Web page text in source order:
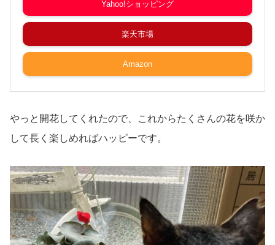
Yahoo!ショッピング
楽天市場
Amazon
やっと開花してくれたので、これからたくさんの花を咲か
して長く楽しめればハッピーです。